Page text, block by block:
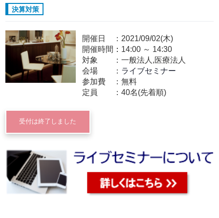
決算対策
開催日
2021/09/02(木)
開催時間： 14:00～ 14:30
対象
一般法人,医療法人
会場
ライブセミナー
参加費
無料
定員
40名(先着順)
受付は終了しました